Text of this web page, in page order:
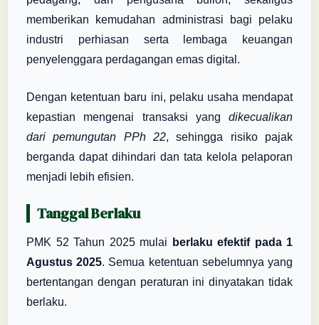
memberikan kemudahan administrasi bagi pelaku
industri perhiasan serta lembaga keuangan
penyelenggara perdagangan emas digital.
Dengan ketentuan baru ini, pelaku usaha mendapat
kepastian mengenai transaksi yang dikecualikan
dari pemungutan PPh 22, sehingga risiko pajak
berganda dapat dihindari dan tata kelola pelaporan
menjadi lebih efisien.
Tanggal Berlaku
PMK 52 Tahun 2025 mulai
berlaku efektif pada 1
Agustus 2025. Semua ketentuan sebelumnya yang
bertentangan dengan peraturan ini dinyatakan tidak
berlaku.